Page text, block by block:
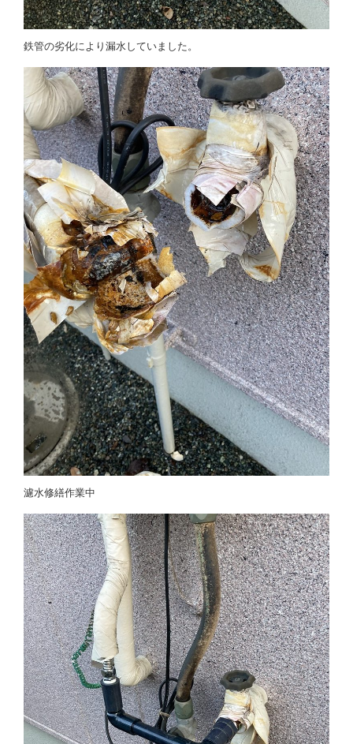
鉄管の劣化により漏水していました。
濾水修繕作業中